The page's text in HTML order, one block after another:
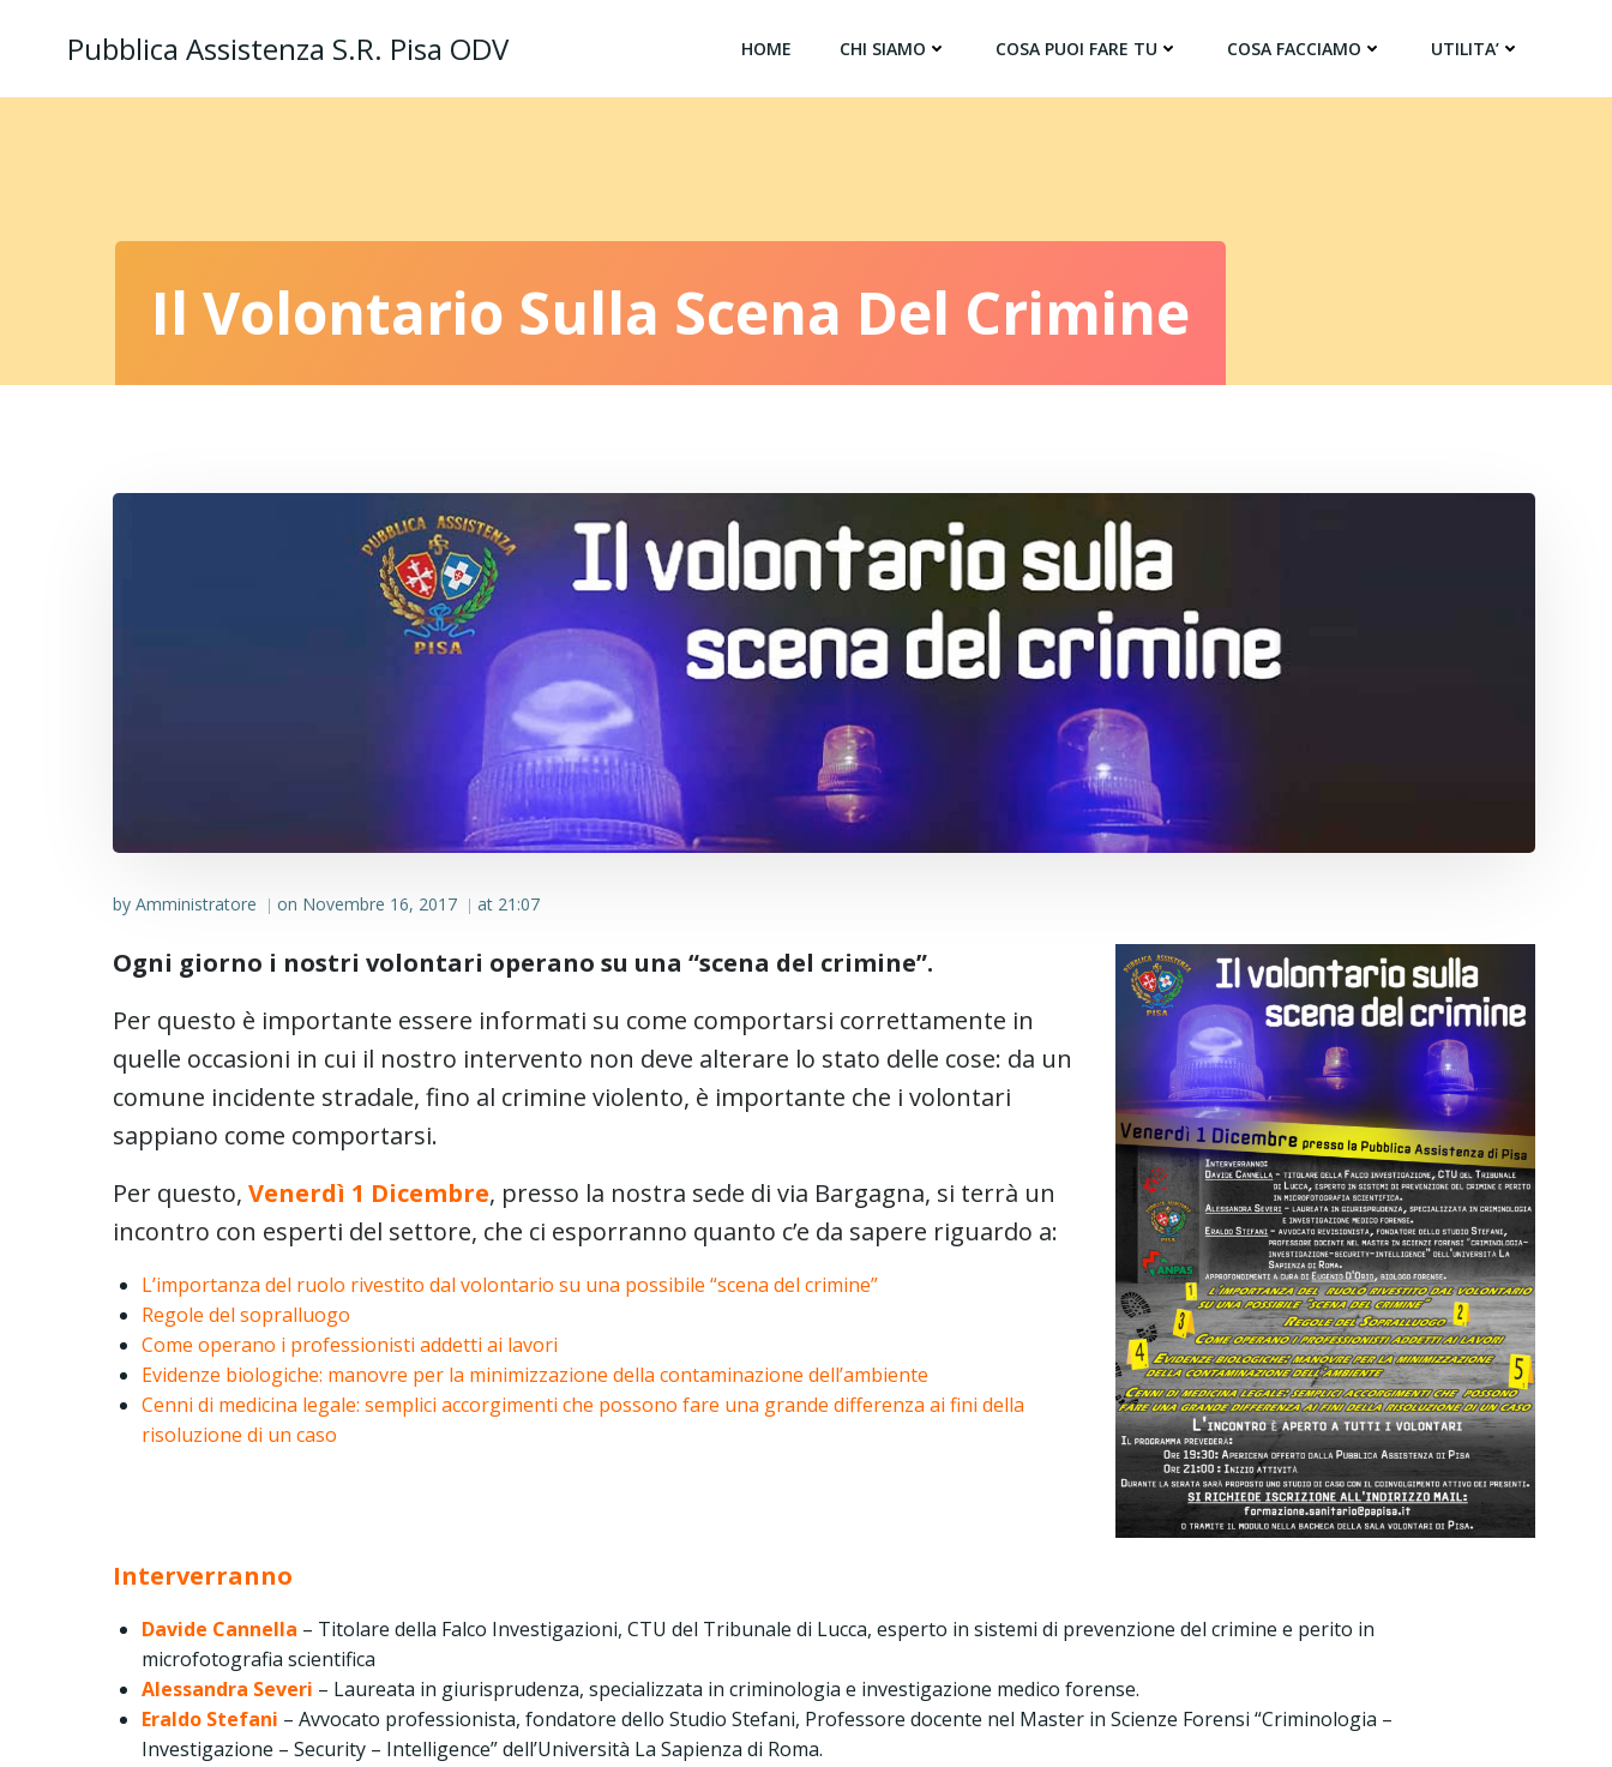
Pubblica Assistenza S.R. Pisa ODV HOME CHI SIAMO COSA PUOI FARE TU COSA FACCIAMO UTILITA’
Il Volontario Sulla Scena Del Crimine
by Amministratore | on Novembre 16, 2017 | at 21:07
Ogni giorno i nostri volontari operano su una “scena del crimine”.
Per questo è importante essere informati su come comportarsi correttamente in
quelle occasioni in cui il nostro intervento non deve alterare lo stato delle cose: da un
comune incidente stradale, fino al crimine violento, è importante che i volontari
sappiano come comportarsi.
Per questo, Venerdì 1 Dicembre, presso la nostra sede di via Bargagna, si terrà un
incontro con esperti del settore, che ci esporranno quanto c’e da sapere riguardo a:
L’importanza del ruolo rivestito dal volontario su una possibile “scena del crimine”
Regole del sopralluogo
Come operano i professionisti addetti ai lavori
Evidenze biologiche: manovre per la minimizzazione della contaminazione dell’ambiente
Cenni di medicina legale: semplici accorgimenti che possono fare una grande differenza ai fini della
risoluzione di un caso
Interverranno
Davide Cannella – Titolare della Falco Investigazioni, CTU del Tribunale di Lucca, esperto in sistemi di prevenzione del crimine e perito in
microfotografia scientifica
Alessandra Severi – Laureata in giurisprudenza, specializzata in criminologia e investigazione medico forense.
Eraldo Stefani – Avvocato professionista, fondatore dello Studio Stefani, Professore docente nel Master in Scienze Forensi “Criminologia –
Investigazione – Security – Intelligence” dell’Università La Sapienza di Roma.